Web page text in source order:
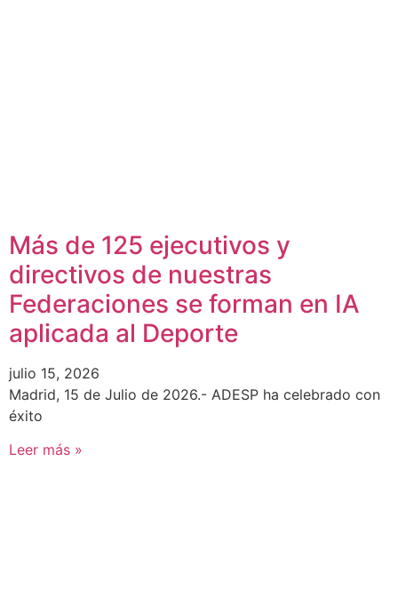
Más de 125 ejecutivos y
directivos de nuestras
Federaciones se forman en IA
aplicada al Deporte
julio 15, 2026
Madrid, 15 de Julio de 2026.- ADESP ha celebrado con
éxito
Leer más »